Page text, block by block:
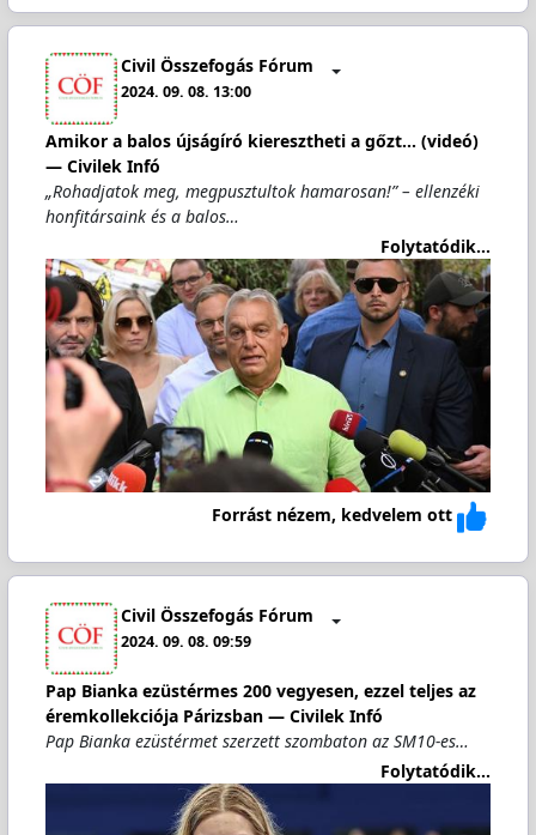
Civil Összefogás Fórum
2024. 09. 08. 13:00
Amikor a balos újságíró kieresztheti a gőzt... (videó)
— Civilek Infó
„Rohadjatok meg, megpusztultok hamarosan!” – ellenzéki
honfitársaink és a balos…
Folytatódik...
Forrást nézem, kedvelem ott
Civil Összefogás Fórum
2024. 09. 08. 09:59
Pap Bianka ezüstérmes 200 vegyesen, ezzel teljes az
éremkollekciója Párizsban — Civilek Infó
Pap Bianka ezüstérmet szerzett szombaton az SM10-es…
Folytatódik...